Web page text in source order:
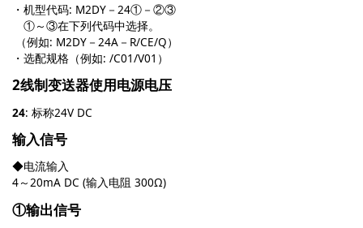
・机型代码: M2DY－24①－②③
①～③在下列代码中选择。
（例如: M2DY－24A－R/CE/Q）
・选配规格（例如: /C01/V01）
2线制变送器使用电源电压
24: 标称24V DC
输入信号
◆电流输入
4～20mA DC (输入电阻 300Ω)
①输出信号